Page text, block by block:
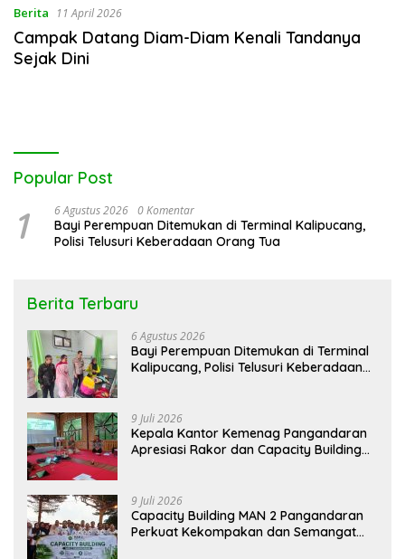
Berita 11 April 2026
Campak Datang Diam-Diam Kenali Tandanya
Sejak Dini
Popular Post
1 6 Agustus 2026 0 Komentar
Bayi Perempuan Ditemukan di Terminal Kalipucang,
Polisi Telusuri Keberadaan Orang Tua
Berita Terbaru
6 Agustus 2026
Bayi Perempuan Ditemukan di Terminal
Kalipucang, Polisi Telusuri Keberadaan
9 Juli 2026
Kepala Kantor Kemenag Pangandaran
Apresiasi Rakor dan Capacity Building
9 Juli 2026
Capacity Building MAN 2 Pangandaran
Perkuat Kekompakan dan Semangat